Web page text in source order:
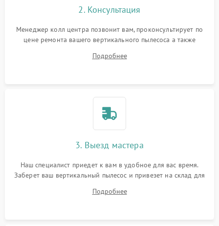
2. Консультация
Менеджер колл центра позвонит вам, проконсультирует по
цене ремонта вашего вертикального пылесоса а также
Подробнее
3. Выезд мастера
Наш специалист приедет к вам в удобное для вас время.
Заберет ваш вертикальный пылесос и привезет на склад для
Подробнее